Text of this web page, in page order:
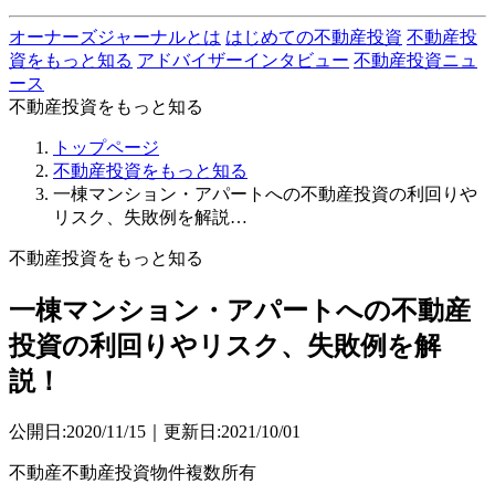
オーナーズジャーナルとは はじめての不動産投資 不動産投
資をもっと知る アドバイザーインタビュー 不動産投資ニュ
ース
不動産投資をもっと知る
トップページ
不動産投資をもっと知る
一棟マンション・アパートへの不動産投資の利回りや
リスク、失敗例を解説…
不動産投資をもっと知る
一棟マンション・アパートへの不動産
投資の利回りやリスク、失敗例を解
説！
公開日:2020/11/15｜更新日:2021/10/01
不動産不動産投資物件複数所有